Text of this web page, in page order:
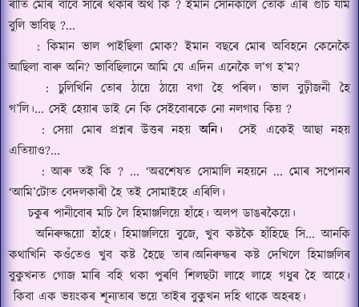
ৰাতি মোৰ বাবে সাৰে থকাৰ অর্থ কি ? ইমান সোনকালে তোক এৰি গুচি যাম
বুলি ভাবিছ ?...
:কিমান ভাল পাইছিলা মোক?ইমান বছৰে মোৰ অবিহনে কেনেকৈ
আছিলা বাৰু অনি?ভাবিছিলানে আমি যে এদিন এনেকৈ ল’গ হ’ম?
:চুলিখিনি তোৰ ঠায়ে ঠায়ে বগা হৈ পৰিল। ভাল বুঢ়ীজনী হৈ
গ’লি।... সেই হেয়াৰ ডাই নে কি সেইবোৰকে নো নলগাৱ কিয় ?
:সেয়া মোৰ প্রশ্নৰ উত্তৰ নহয়অনি।
সেই একেই আছা নহয়
এতিয়াও?...
:আৰু তই কি? ... ‘অৱশেষত সোমালি নহয়নে ... মোৰ সপোনৰ
‘আমি’টোত বেদলকাৰী হৈ তই সোমাইহে এৰিলি।
চকুৰ পানীবোৰ মচি লৈ হিমাঞ্জলিয়ে হাঁহে। অলপ ডাঙৰকৈয়ে।
অনিৰুদ্ধয়োহাঁহে। হিমাঞ্জলিয়ে বুজে, খুব কষ্টকৈহাঁহিছে সি...আনকি
কথাখিনি কওঁতেও খুব কষ্ট হৈছে তাৰ।অনিৰুদ্ধৰ কষ্ট দেখিলে হিমাঞ্জলিৰ
বুকুখনত গোজ মাৰি বহি থকা পুৰণি শিলছটা লাহে লাহে গধুৰ হৈ আহে।
কিবা এক ভয়ংকৰ শূন্যতাৰ ভয়ে তাইৰ বুকুখন দহি থাকে অহৰহ।